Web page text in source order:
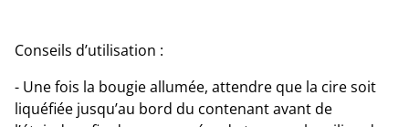
Conseils d’utilisation :
- Une fois la bougie allumée, attendre que la cire soit
liquéfiée jusqu’au bord du contenant avant de